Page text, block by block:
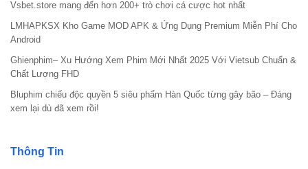
Vsbet.store mang đến hơn 200+ trò chơi cá cược hot nhất
LMHAPKSX Kho Game MOD APK & Ứng Dụng Premium Miễn Phí Cho
Android
Ghienphim– Xu Hướng Xem Phim Mới Nhất 2025 Với Vietsub Chuẩn &
Chất Lượng FHD
Bluphim chiếu độc quyền 5 siêu phẩm Hàn Quốc từng gây bão – Đáng
xem lại dù đã xem rồi!
Thông Tin